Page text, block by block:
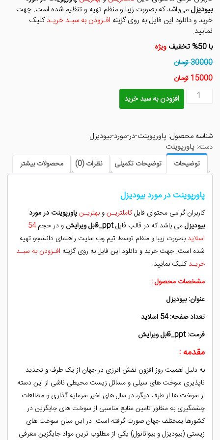
بود. است.
بیودیزل می‌باشد که بصورت زیبا و منظم تهیه و تنظیم شده است. جهت
خرید و دانلود این فایل به روی گزینه افـزودن به سبـد خریـدکلیک
نمایید.
با 50% تخفیف
ویژه
30000 تومان
15000 تومان
پاورپوینت
عدد
افزودن به سبد خرید
شناسه محصول: پاورپوینت-در-مورد-بیودیزل
دسته: پاورپوینت
توضیحات توضیحات تکمیلی نظرات (0) محصولات بیشتر
پاورپوینت در مورد بیودیزل
کاربران گرامی محتوای فایلکاملتریـنو بهتریـنپاورپوینت در مورد
بیودیزلمی باشد که در قالب فایلppt_قابل ویرایش و در حجم54
اسلایدبصورت زیبا و منظم توسط تیم وب سایت راهنمای دانشجو تهیه
شده است. جهت خرید و دانلود این فایل به روی گزینه افـزودن به سبـد
خریـدکلیک نمایید.
مشخصات محصول :
عنوان: بیودیزل
تعداد صفحه: 54 اسلاید
فرمت: ppt_قابل ویرایش
مقدمه :
به دليل اهميت روز افزون نقش انرژی در جهان از يک طرف و تجديد
ناپذيری سوخت های سيلی و مسائل زيست محيطی ناشی از اين دسته
از سوخت ­ها از طرف ديگر، در سال ­های اخير سرمايه ­گذاری و مطالعات
چشم­گيری به منظور تامين منابع مناسبی از سوخت ­های جايگزين در
کشورها یمختلف جهان صورت گرفته است. در اين ميان سوخت های
زيستی (بيوديزل و بيواتانول) يکی از مطلوب ­ترين مواد جايگزين معرفی